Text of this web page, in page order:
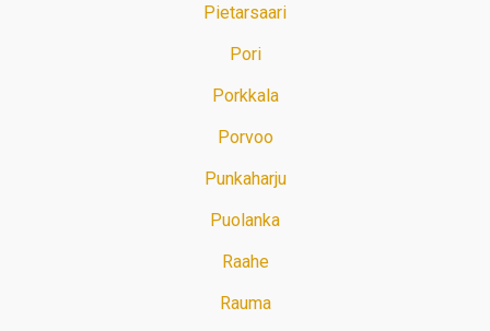
Pietarsaari
Pori
Porkkala
Porvoo
Punkaharju
Puolanka
Raahe
Rauma